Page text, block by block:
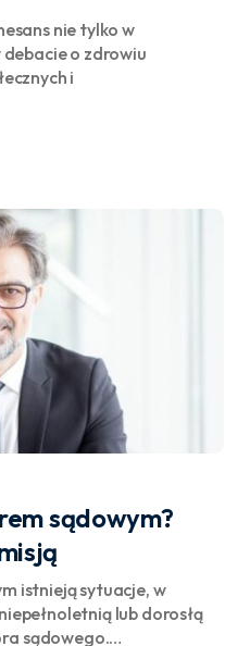
nie tylko w
o zdrowiu
i
sądowym?
istnieją sytuacje, w
lub dorosłą
sądowego.…